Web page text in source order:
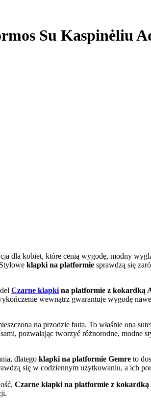
Su Kaspinėliu
dla kobiet, które cenią wygodę, modny
klapki na platformie sprawdzą się
Czarne klapki na platformie z kokardką
wewnątrz gwarantuje wygodę
na przodzie buta. To właśnie ona
pozwalając tworzyć różnorodne, modne
dlatego klapki na platformie Gemre to
się w codziennym użytkowaniu, a ich
Czarne klapki na platformie z kokardką